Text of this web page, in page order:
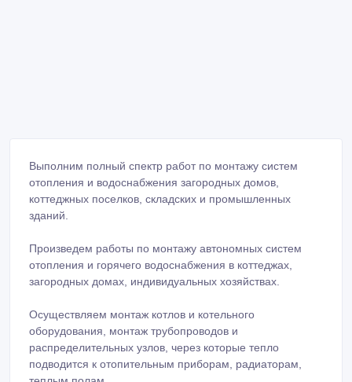
Выполним полный спектр работ по монтажу систем
отопления и водоснабжения загородных домов,
коттеджных поселков, складских и промышленных
зданий.
Произведем работы по монтажу автономных систем
отопления и горячего водоснабжения в коттеджах,
загородных домах, индивидуальных хозяйствах.
Осуществляем монтаж котлов и котельного
оборудования, монтаж трубопроводов и
распределительных узлов, через которые тепло
подводится к отопительным приборам, радиаторам,